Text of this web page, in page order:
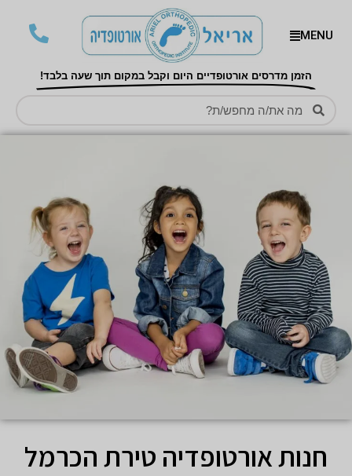
MENU
הזמן מדרסים אורטופדיים היום וקבל במקום תוך שעה בלבד!
חנות אורטופדיה טירת הכרמל